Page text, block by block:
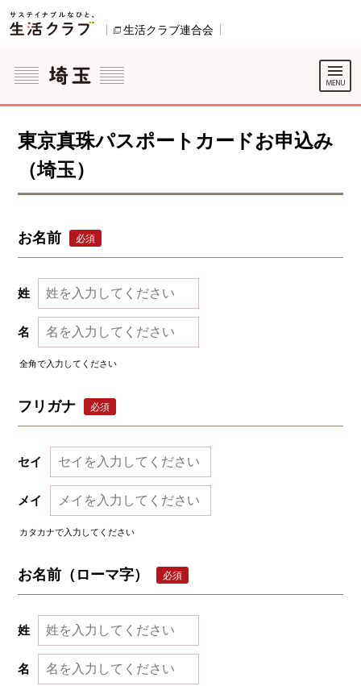
ページの先頭です。
生活クラブ連合会
東京真珠パスポートカードお申込み
（埼玉）
お名前 必須
姓
名
全角で入力してください
フリガナ 必須
セイ
メイ
カタカナで入力してください
お名前（ローマ字） 必須
姓
名